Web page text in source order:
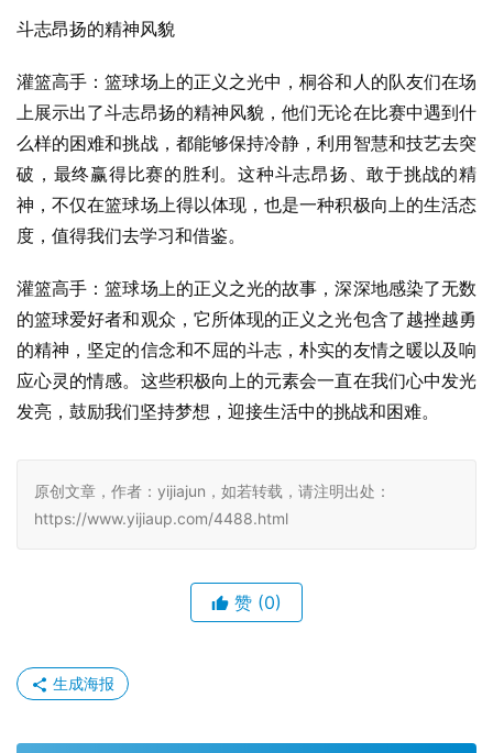
斗志昂扬的精神风貌
灌篮高手：篮球场上的正义之光中，桐谷和人的队友们在场
上展示出了斗志昂扬的精神风貌，他们无论在比赛中遇到什
么样的困难和挑战，都能够保持冷静，利用智慧和技艺去突
破，最终赢得比赛的胜利。这种斗志昂扬、敢于挑战的精
神，不仅在篮球场上得以体现，也是一种积极向上的生活态
度，值得我们去学习和借鉴。
灌篮高手：篮球场上的正义之光的故事，深深地感染了无数
的篮球爱好者和观众，它所体现的正义之光包含了越挫越勇
的精神，坚定的信念和不屈的斗志，朴实的友情之暖以及响
应心灵的情感。这些积极向上的元素会一直在我们心中发光
发亮，鼓励我们坚持梦想，迎接生活中的挑战和困难。
原创文章，作者：yijiajun，如若转载，请注明出处：
https://www.yijiaup.com/4488.html
赞 (0)
生成海报